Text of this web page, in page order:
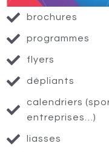
brochures
programmes
flyers
dépliants
calendriers
entreprises…)
liasses